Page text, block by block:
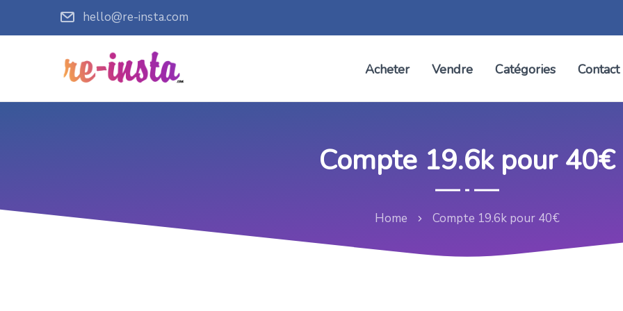
hello@re-insta.com
Acheter Vendre Catégories Contact
Compte 19.6k pour 40€
Home Compte 19.6k pour 40€